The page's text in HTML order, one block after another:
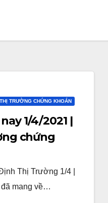
TRƯỜNG CHỨNG KHOÁN
1/4/2021 |
chứng
– VPB – SHS
Thị Trường 1/4 |
đã mang về…